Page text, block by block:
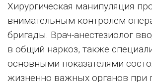
Хирургическая манипуляция
внимательным контролем
бригады. Врач-анестезиолог
в общий наркоз, также
основными показателями
жизненно важных органов при